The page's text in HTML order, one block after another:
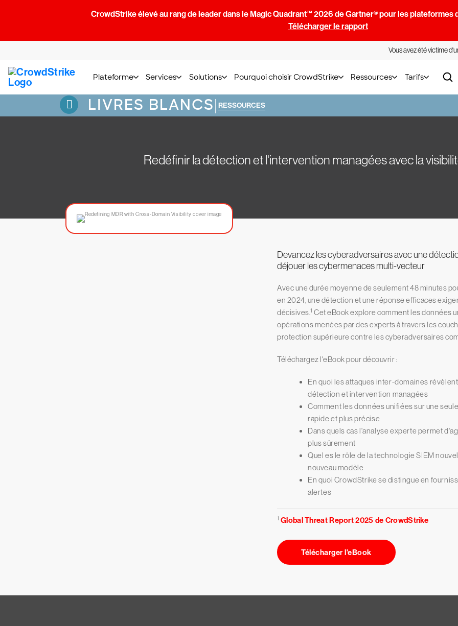
CrowdStrike élevé au rang de leader dans le Magic Quadrant™ 2026 de Gartner® pour les plateformes
Télécharger le rapport
Vous avez été victime
Plateforme Services Solutions Pourquoi choisir CrowdStrike Ressources Tarifs
LIVRES BLANCS| RESSOURCES
Redéfinir la détection et l'intervention managées avec la
Devancez les cyberadversaires avec une
déjouer les cybermenaces multi-vecteur
Avec une durée moyenne de seulement 48 minutes
en 2024, une détection et une réponse efficaces
décisives.1 Cet eBook explore comment les données
opérations menées par des experts à travers les
protection supérieure contre les cyberadversaires
Téléchargez l'eBook pour découvrir :
En quoi les attaques inter-domaines
détection et intervention managées
Comment les données unifiées sur une
rapide et plus précise
Dans quels cas l'analyse experte permet
plus sûrement
Quel es le rôle de la technologie SIEM
nouveau modèle
En quoi CrowdStrike se distingue en
alertes
1 Global Threat Report 2025 de CrowdStrike
Télécharger l'eBook